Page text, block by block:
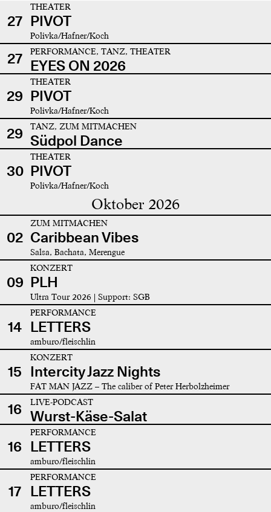
27
THEATER
PIVOT
Polivka/Hafner/Koch
27 PERFORMANCE, TANZ, THEATER
EYES ON 2026
29
THEATER
PIVOT
Polivka/Hafner/Koch
29 TANZ, ZUM MITMACHEN
Südpol Dance
30
THEATER
PIVOT
Polivka/Hafner/Koch
Oktober 2026
02
ZUM MITMACHEN
Caribbean Vibes
Salsa, Bachata, Merengue
09
KONZERT
PLH
Ultra Tour 2026 | Support: SGB
14
PERFORMANCE
LETTERS
amburo/fleischlin
15
KONZERT
Intercity Jazz Nights
FAT MAN JAZZ – The caliber of Peter Herbolzheimer
16 LIVE-PODCAST
Wurst-Käse-Salat
16
PERFORMANCE
LETTERS
amburo/fleischlin
17
PERFORMANCE
LETTERS
amburo/fleischlin